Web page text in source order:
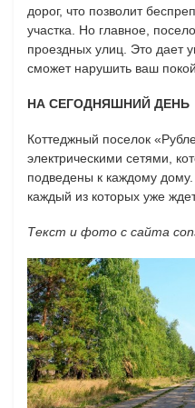
дорог, что позволит
участка. Но главное,
проездных улиц. Это дает
сможет нарушить ваш
НА СЕГОДНЯШНИЙ ДЕНЬ
Коттеджный поселок
электрическими сетями,
подведены к каждому дому.
каждый из которых уже
Текст и фото с сайта